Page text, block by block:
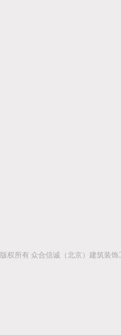
版权所有 众合信诚（北京）建筑装饰